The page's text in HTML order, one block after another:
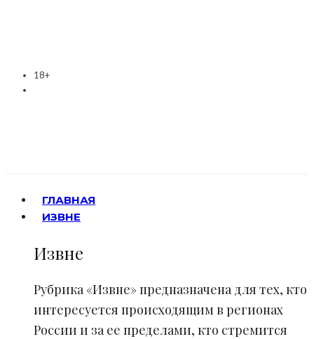
18+
ГЛАВНАЯ
ИЗВНЕ
Извне
Рубрика «Извне» предназначена для тех, кто
интересуется происходящим в регионах
России и за ее пределами, кто стремится